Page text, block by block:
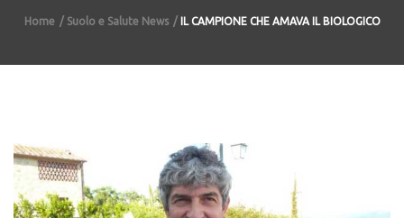
Home Suolo e Salute News IL CAMPIONE CHE AMAVA IL BIOLOGICO